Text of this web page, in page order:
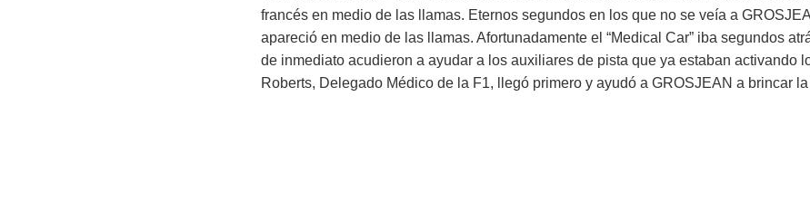
francés en medio de las llamas. Eternos segundos en los que no se veía a
apareció en medio de las llamas. Afortunadamente el “Medical Car” iba segundos
de inmediato acudieron a ayudar a los auxiliares de pista que ya estaban activando
Roberts, Delegado Médico de la F1, llegó primero y ayudó a GROSJEAN a brincar